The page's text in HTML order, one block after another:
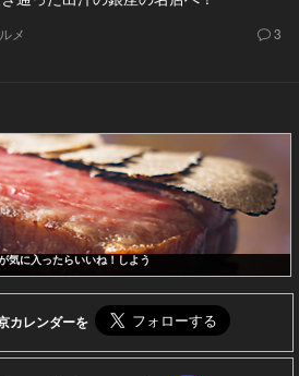
メ 3
気に入ったらいいね！しよう
カレンダーを